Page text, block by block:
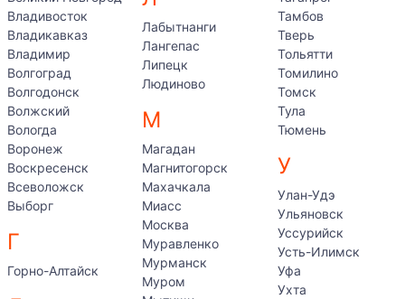
Владивосток
Владикавказ
Владимир
Волгоград
Волгодонск
Волжский
Вологда
Воронеж
Воскресенск
Всеволожск
Выборг
Г
Горно-Алтайск
Лабытнанги
Лангепас
Липецк
Людиново
М
Магадан
Магнитогорск
Махачкала
Миасс
Москва
Муравленко
Мурманск
Муром
Тамбов
Тверь
Тольятти
Томилино
Томск
Тула
Тюмень
У
Улан-Удэ
Ульяновск
Уссурийск
Усть-Илимск
Уфа
Ухта